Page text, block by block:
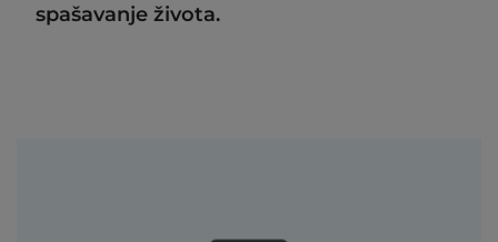
spašavanje života.